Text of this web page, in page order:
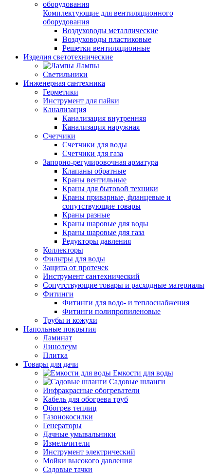
Комплектующие для вентиляционного
оборудования
Воздуховоды металлические
Воздуховоды пластиковые
Решетки вентиляционные
Изделия светотехнические
Лампы
Светильники
Инженерная сантехника
Герметики
Инструмент для пайки
Канализация
Канализация внутренняя
Канализация наружная
Счетчики
Счетчики для воды
Счетчики для газа
Запорно-регулировочная арматура
Клапаны обратные
Краны вентильные
Краны для бытовой техники
Краны приварные, фланцевые и
сопутствующие товары
Краны разные
Краны шаровые для воды
Краны шаровые для газа
Редукторы давления
Коллекторы
Фильтры для воды
Защита от протечек
Инструмент сантехнический
Сопутствующие товары и расходные материалы
Фитинги
Фитинги для водо- и теплоснабжения
Фитинги полипропиленовые
Трубы и кожухи
Напольные покрытия
Ламинат
Линолеум
Плитка
Товары для дачи
Емкости для воды
Садовые шланги
Инфракрасные обогреватели
Кабель для обогрева труб
Обогрев теплиц
Газонокосилки
Генераторы
Дачные умывальники
Измельчители
Инструмент электрический
Мойки высокого давления
Садовые тачки